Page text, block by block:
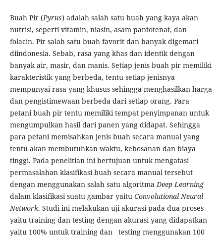
Buah Pir (Pyrus) adalah salah satu buah yang kaya akan
nutrisi, seperti vitamin, niasin, asam pantotenat, dan
folacin. Pir salah satu buah favorit dan banyak digemari
diindonesia. Sebab, rasa yang khas dan identik dengan
banyak air, masir, dan manis. Setiap jenis buah pir memiliki
karakteristik yang berbeda, tentu setiap jenisnya
mempunyai rasa yang khusus sehingga menghasilkan harga
dan pengistimewaan berbeda dari setiap orang. Para
petani buah pir tentu memiliki tempat penyimpanan untuk
mengumpulkan hasil dari panen yang didapat. Sehingga
para petani memisahkan jenis buah secara manual yang
tentu akan membutuhkan waktu, kebosanan dan biaya
tinggi. Pada penelitian ini bertujuan untuk mengatasi
permasalahan klasifikasi buah secara manual tersebut
dengan menggunakan salah satu algoritmaDeep Learning
dalam klasifikasi suatu gambar yaitu Convolutional Neural
Network. Studi ini melakukan uji akurasi pada dua proses
yaitu training dan testing dengan akurasi yang didapatkan
yaitu 100% untuk training dan testing menggunakan 100